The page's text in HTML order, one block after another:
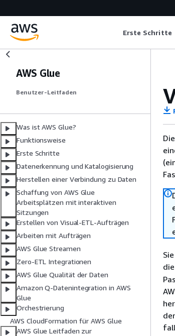
Erste Schritte
AWS Glue
Benutzer-Leitfaden
Was ist AWS Glue?
Funktionsweise
Erste Schritte
Datenerkennung und Katalogisierung
Herstellen einer Verbindung zu Daten
Schaffung von AWS Glue
Arbeitsplätzen mit interaktiven
Sitzungen
Erstellen von Visual-ETL-Aufträgen
Arbeiten mit Aufträgen
AWS Glue Streamen
Zero-ETL Integrationen
AWS Glue Qualität der Daten
Amazon Q-Datenintegration in AWS
Glue
Orchestrierung
AWS CloudFormation für AWS Glue
AWS Glue Leitfaden zur
die